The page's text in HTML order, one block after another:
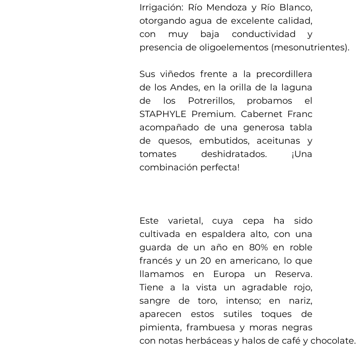
Irrigación: Río Mendoza y Río Blanco,
otorgando agua de excelente calidad,
con muy baja conductividad y
presencia de oligoelementos (mesonutrientes).
Sus viñedos frente a la precordillera
de los Andes, en la orilla de la laguna
de los Potrerillos, probamos el
STAPHYLE Premium. Cabernet Franc
acompañado de una generosa tabla
de quesos, embutidos, aceitunas y
tomates deshidratados. ¡Una
combinación perfecta!
Este varietal, cuya cepa ha sido
cultivada en espaldera alto, con una
guarda de un año en 80% en roble
francés y un 20 en americano, lo que
llamamos en Europa un Reserva.
Tiene a la vista un agradable rojo,
sangre de toro, intenso; en nariz,
aparecen estos sutiles toques de
pimienta, frambuesa y moras negras
con notas herbáceas y halos de café y chocolate.